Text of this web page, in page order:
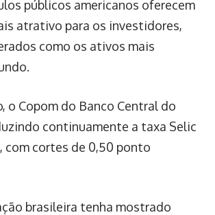
públicos americanos oferecem
atrativo para os investidores,
como os ativos mais
o Copom do Banco Central do
continuamente a taxa Selic
com cortes de 0,50 ponto
brasileira tenha mostrado